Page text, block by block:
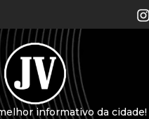
informativo da cidade!